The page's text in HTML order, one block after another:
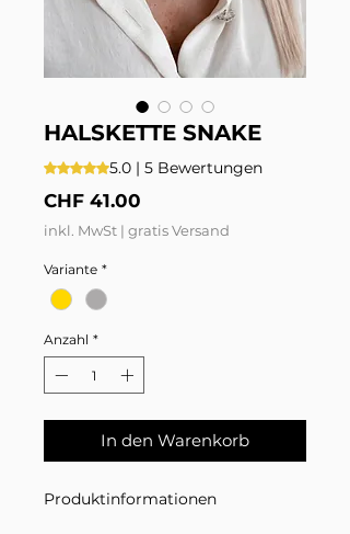
HALSKETTE SNAKE
Das Rating beträgt 5.0 von fünf
5.0 | 5 Bewertungen
CHF 41.00
inkl. MwSt | gratis Versand
Variante *
Anzahl *
In den Warenkorb
Produktinformationen